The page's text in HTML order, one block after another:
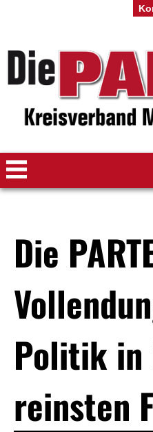
Die
Politik
reinsten